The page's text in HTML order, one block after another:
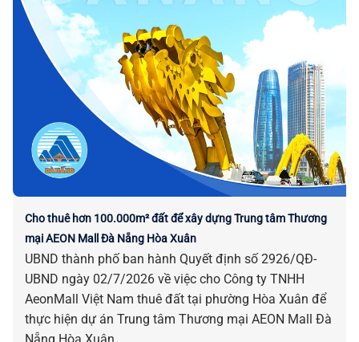
Cho thuê hơn 100.000m² đất để xây dựng Trung tâm Thương
mại AEON Mall Đà Nẵng Hòa Xuân
UBND thành phố ban hành Quyết định số 2926/QĐ-
UBND ngày 02/7/2026 về việc cho Công ty TNHH
AeonMall Việt Nam thuê đất tại phường Hòa Xuân để
thực hiện dự án Trung tâm Thương mại AEON Mall Đà
Nẵng Hòa Xuân.